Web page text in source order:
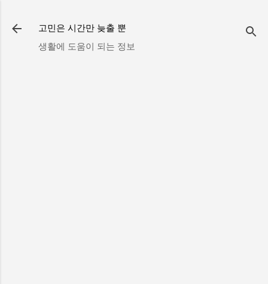
고민은 시간만 늦출 뿐
생활에 도움이 되는 정보